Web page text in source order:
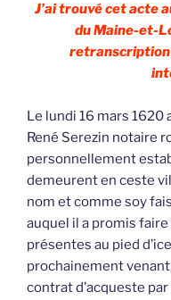
J’ai trouvé cet acte
du Maine-et-
Le lundi 16 mars 1620
René Serezin notaire
personnellement
demeurent en ceste
nom et comme soy
auquel il a promis
présentes au pied
prochainement
contrat d’acqueste